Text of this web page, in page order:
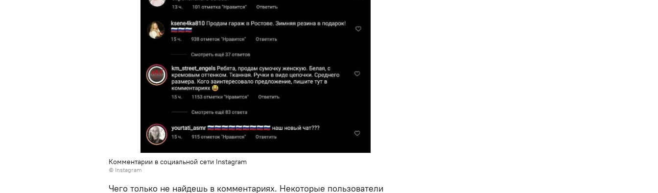
Комментарии в социальной сети Instagram
© Instagram
Чего только не найдешь в комментариях. Некоторые пользователи